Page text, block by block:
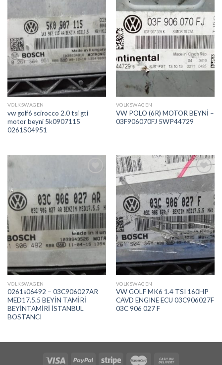
Listeme
Ekle
VOLKSWAGEN
vw golf6 scirocco 2.0 tsi gti
motor beyni 5k0907115
0261S04951
İstek
Listeme
VOLKSWAGEN
VW POLO (6R) MOTOR BEYNİ –
03F906070FJ 5WP44729
İstek
Listeme
Ekle
VOLKSWAGEN
0261s06492 – 03C906027AR
MED17.5.5 BEYİN TAMİRİ
BEYİNTAMİRİ İSTANBUL
BOSTANCI
İstek
Listeme
Ekle
VOLKSWAGEN
VW GOLF MK6 1.4 TSI 160HP
CAVD ENGINE ECU 03C906027F
03C 906 027 F